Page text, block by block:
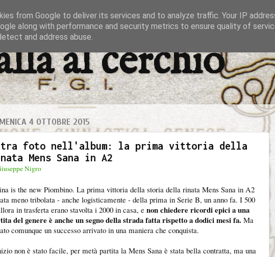
al cerchio
4 OTTOBRE 2015
foto nell'album: la prima vittoria della
Mens Sana in A2
Nigro
is the new Piombino. La prima vittoria della storia della rinata Mens Sana in A2
meno tribolata - anche logisticamente - della prima in Serie B, un anno fa. I 500
in trasferta erano stavolta i 2000 in casa, e non chiedere ricordi epici a una
del genere è anche un segno della strada fatta rispetto a dodici mesi fa. Ma
comunque un successo arrivato in una maniera che conquista.
non è stato facile, per metà partita la Mens Sana è stata bella contratta, ma una
from Google to deliver its services and to analyze traffic. Your IP
along with performance and security metrics to ensure quality of
and address abuse.